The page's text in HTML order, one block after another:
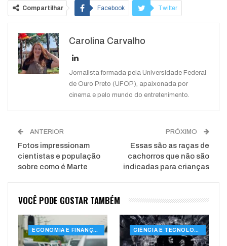
Compartilhar Facebook Twitter
WhatsApp
Carolina Carvalho
Jornalista formada pela Universidade Federal
de Ouro Preto (UFOP), apaixonada por
cinema e pelo mundo do entretenimento.
ANTERIOR
Fotos impressionam
cientistas e população
sobre como é Marte
PRÓXIMO
Essas são as raças de
cachorros que não são
indicadas para crianças
VOCÊ PODE GOSTAR TAMBÉM
ECONOMIA E FINANÇAS CIÊNCIA E TECNOLOGIA